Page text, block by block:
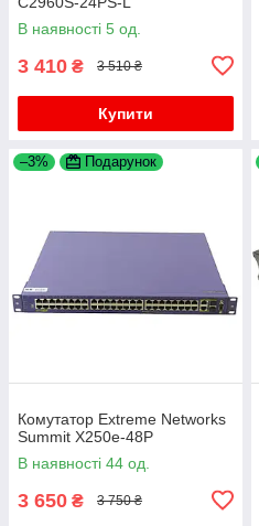
В наявності 5 од.
3 410 ₴ 3 510 ₴
Купити
–3% Подарунок
Комутатор Extreme Networks
Summit X250e-48P
В наявності 44 од.
3 650 ₴ 3 750 ₴